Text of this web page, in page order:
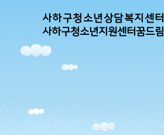
사하구청소년상담복지센터
사하구청소년지원센터꿈드림